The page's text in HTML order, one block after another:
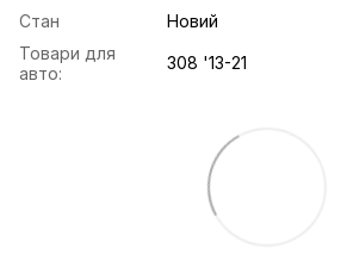
Стан
Новий
Товари для
авто:
308 '13-21